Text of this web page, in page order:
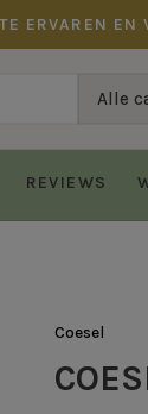
ERVAREN
Alle
REVIEWS
Coesel